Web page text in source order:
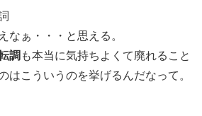
なぁ・・・と思える。
調 も本当に気持ちよくて廃れること
はこういうのを挙げるんだなって。